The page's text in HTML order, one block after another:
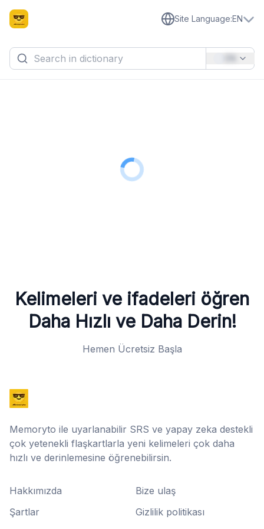
Site Language:EN
Kelimeleri ve ifadeleri öğren
Daha Hızlı ve Daha Derin!
Hemen Ücretsiz Başla
Memoryto ile uyarlanabilir SRS ve yapay zeka destekli
çok yetenekli flaşkartlarla yeni kelimeleri çok daha
hızlı ve derinlemesine öğrenebilirsin.
Hakkımızda
Bize ulaş
Şartlar
Gizlilik politikası